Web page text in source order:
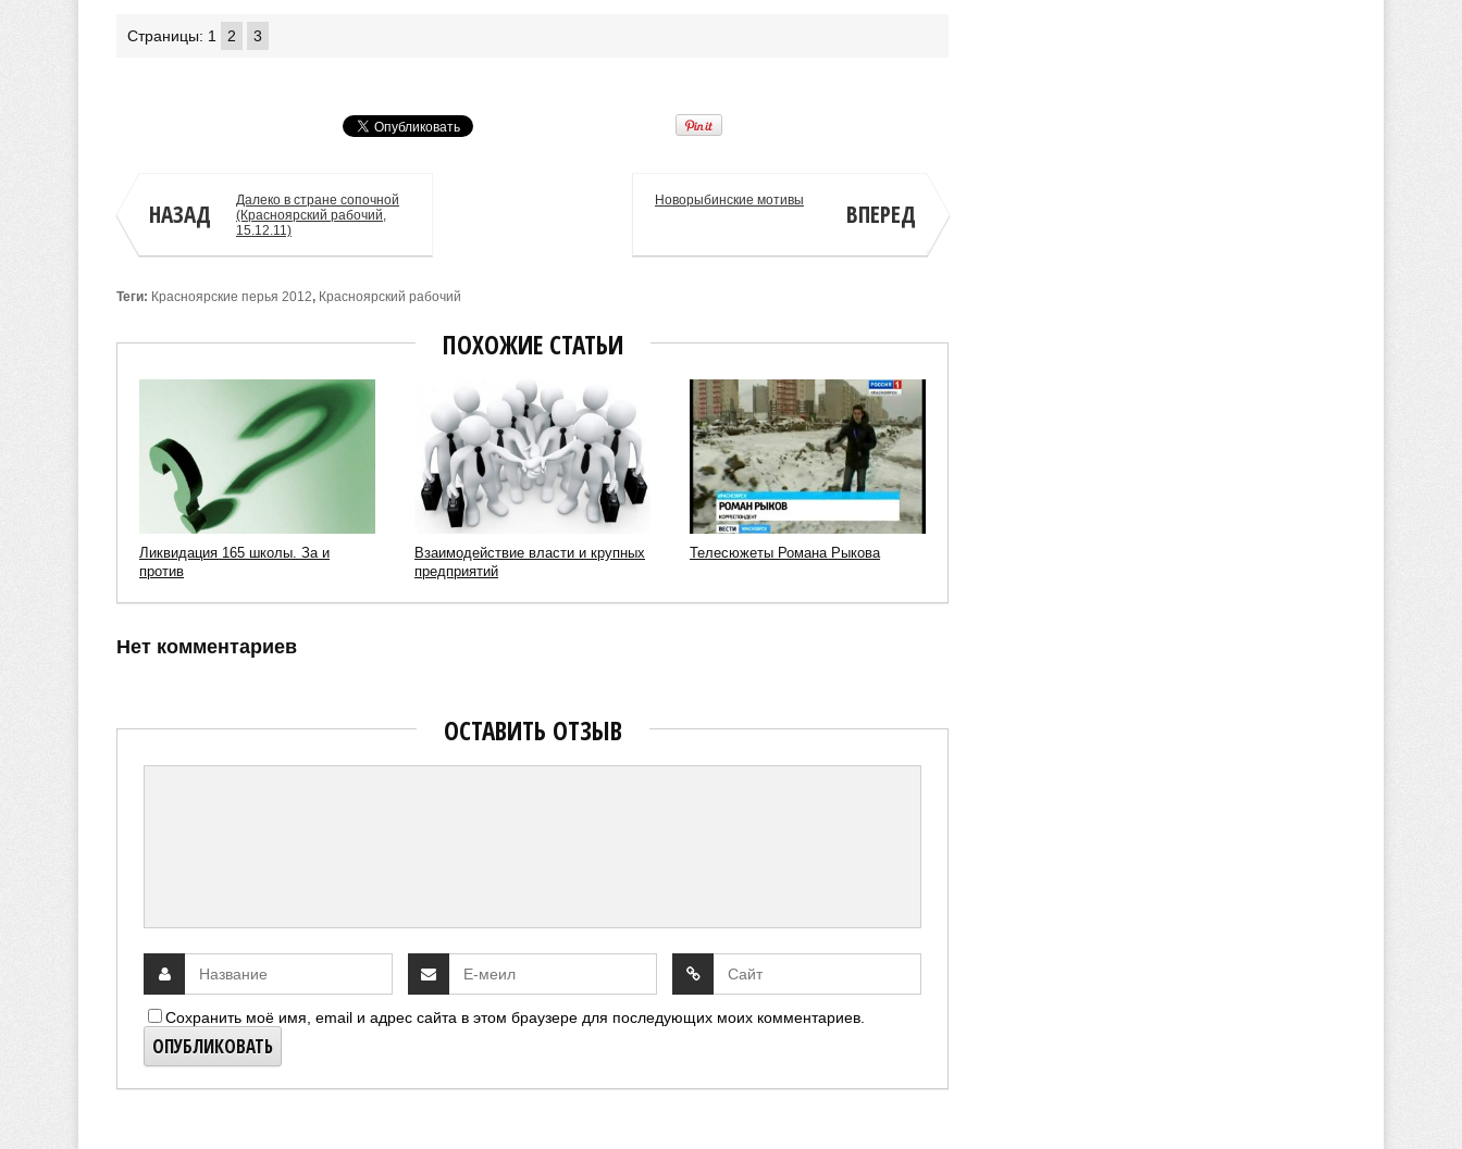
Страницы: 1 2 3
НАЗАД
Далеко в стране сопочной
(Красноярский рабочий,
15.12.11)
ВПЕРЕД
Новорыбинские мотивы
Теги: Красноярские перья 2012, Красноярский рабочий
ПОХОЖИЕ СТАТЬИ
Ликвидация 165 школы. За и
против
Взаимодействие власти и крупных
предприятий
Телесюжеты Романа Рыкова
Нет комментариев
ОСТАВИТЬ ОТЗЫВ
Сохранить моё имя, email и адрес сайта в этом браузере для последующих моих комментариев.